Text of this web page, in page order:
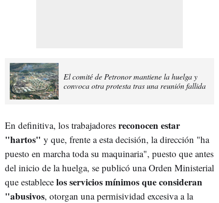
El comité de Petronor mantiene la huelga y
convoca otra protesta tras una reunión fallida
En definitiva, los trabajadores reconocen estar
"hartos" y que, frente a esta decisión, la dirección "ha
puesto en marcha toda su maquinaria", puesto que antes
del inicio de la huelga, se publicó una Orden Ministerial
que establece los servicios mínimos que consideran
"abusivos, otorgan una permisividad excesiva a la